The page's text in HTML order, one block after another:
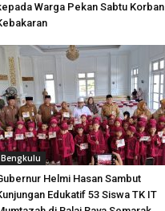
Warga Pekan Sabtu Korban
Bengkulu
Helmi Hasan Sambut
Edukatif 53 Siswa TK IT